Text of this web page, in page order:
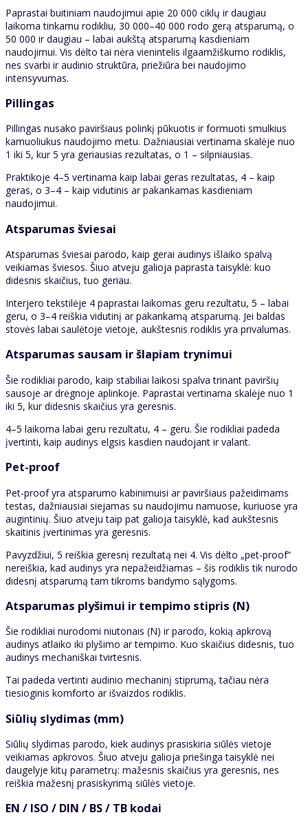
Paprastai buitiniam naudojimui apie 20 000 ciklų ir daugiau
laikoma tinkamu rodikliu, 30 000–40 000 rodo gerą atsparumą, o
50 000 ir daugiau – labai aukštą atsparumą kasdieniam
naudojimui. Vis dėlto tai nėra vienintelis ilgaamžiškumo rodiklis,
nes svarbi ir audinio struktūra, priežiūra bei naudojimo
intensyvumas.
Pillingas
Pillingas nusako paviršiaus polinkį pūkuotis ir formuoti smulkius
kamuoliukus naudojimo metu. Dažniausiai vertinama skalėje nuo
1 iki 5, kur 5 yra geriausias rezultatas, o 1 – silpniausias.
Praktikoje 4–5 vertinama kaip labai geras rezultatas, 4 – kaip
geras, o 3–4 – kaip vidutinis ar pakankamas kasdieniam
naudojimui.
Atsparumas šviesai
Atsparumas šviesai parodo, kaip gerai audinys išlaiko spalvą
veikiamas šviesos. Šiuo atveju galioja paprasta taisyklė: kuo
didesnis skaičius, tuo geriau.
Interjero tekstilėje 4 paprastai laikomas geru rezultatu, 5 – labai
geru, o 3–4 reiškia vidutinį ar pakankamą atsparumą. Jei baldas
stovės labai saulėtoje vietoje, aukštesnis rodiklis yra privalumas.
Atsparumas sausam ir šlapiam trynimui
Šie rodikliai parodo, kaip stabiliai laikosi spalva trinant paviršių
sausoje ar drėgnoje aplinkoje. Paprastai vertinama skalėje nuo 1
iki 5, kur didesnis skaičius yra geresnis.
4–5 laikoma labai geru rezultatu, 4 – geru. Šie rodikliai padeda
įvertinti, kaip audinys elgsis kasdien naudojant ir valant.
Pet-proof
Pet-proof yra atsparumo kabinimuisi ar paviršiaus pažeidimams
testas, dažniausiai siejamas su naudojimu namuose, kuriuose yra
augintinių. Šiuo atveju taip pat galioja taisyklė, kad aukštesnis
skaitinis įvertinimas yra geresnis.
Pavyzdžiui, 5 reiškia geresnį rezultatą nei 4. Vis dėlto „pet-proof“
nereiškia, kad audinys yra nepažeidžiamas – šis rodiklis tik nurodo
didesnį atsparumą tam tikroms bandymo sąlygoms.
Atsparumas plyšimui ir tempimo stipris (N)
Šie rodikliai nurodomi niutonais (N) ir parodo, kokią apkrovą
audinys atlaiko iki plyšimo ar tempimo. Kuo skaičius didesnis, tuo
audinys mechaniškai tvirtesnis.
Tai padeda vertinti audinio mechaninį stiprumą, tačiau nėra
tiesioginis komforto ar išvaizdos rodiklis.
Siūlių slydimas (mm)
Siūlių slydimas parodo, kiek audinys prasiskiria siūlės vietoje
veikiamas apkrovos. Šiuo atveju galioja priešinga taisyklė nei
daugelyje kitų parametrų: mažesnis skaičius yra geresnis, nes
reiškia mažesnį prasiskyrimą siūlės vietoje.
EN / ISO / DIN / BS / TB kodai